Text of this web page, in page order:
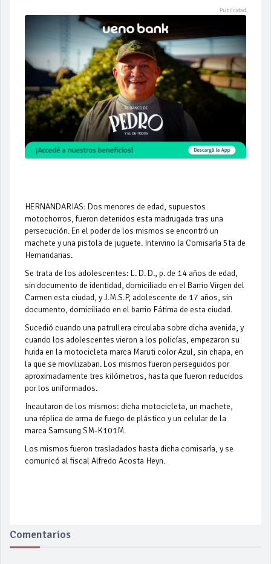
HERNANDARIAS: Dos menores de edad, supuestos
motochorros, fueron detenidos esta madrugada tras una
persecución. En el poder de los mismos se encontró un
machete y una pistola de juguete. Intervino la Comisaría 5ta de
Hernandarias.
Se trata de los adolescentes: L. D. D., p. de 14 años de edad,
sin documento de identidad, domiciliado en el Barrio Virgen del
Carmen esta ciudad, y J.M.S.P, adolescente de 17 años, sin
documento, domiciliado en el barrio Fátima de esta ciudad.
Sucedió cuando una patrullera circulaba sobre dicha avenida, y
cuando los adolescentes vieron a los policías, empezaron su
huida en la motocicleta marca Maruti color Azul, sin chapa, en
la que se movilizaban. Los mismos fueron perseguidos por
aproximadamente tres kilómetros, hasta que fueron reducidos
por los uniformados.
Incautaron de los mismos: dicha motocicleta, un machete,
una réplica de arma de fuego de plástico y un celular de la
marca Samsung SM-K101M.
Los mismos fueron trasladados hasta dicha comisaría, y se
comunicó al fiscal Alfredo Acosta Heyn.
Comentarios